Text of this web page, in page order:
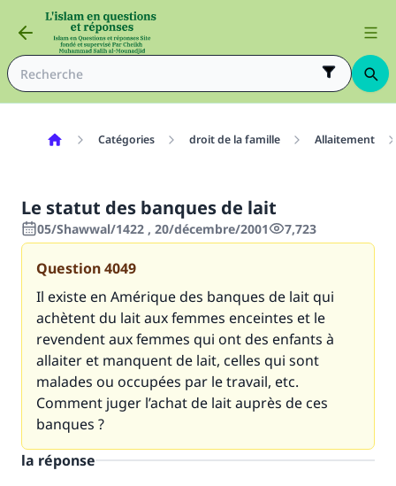
Catégories droit de la famille Allaitement
Le statut des banques de lait
05/Shawwal/1422 , 20/décembre/2001 7,723
Question4049
Il existe en Amérique des banques de lait qui
achètent du lait aux femmes enceintes et le
revendent aux femmes qui ont des enfants à
allaiter et manquent de lait, celles qui sont
malades ou occupées par le travail, etc.
Comment juger l’achat de lait auprès de ces
banques ?
la réponse